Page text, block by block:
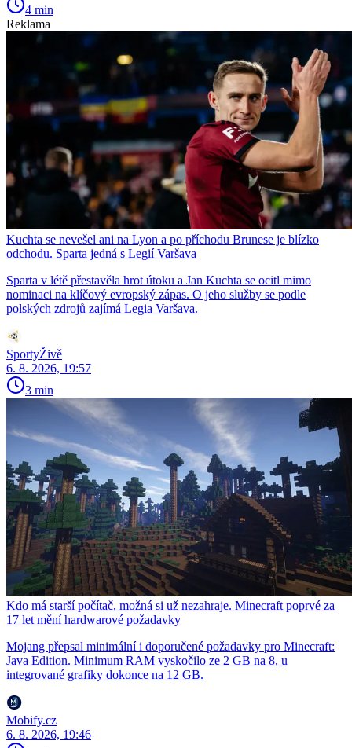
4 min
Reklama
Kuchta se nevešel ani na Lyon a po příchodu Brunese je blízko
odchodu. Sparta jedná s Legií Varšava
Sparta v létě přestavěla hrot útoku a Jan Kuchta se ocitl mimo
nominaci na klíčový evropský zápas. O jeho služby se podle
polských zdrojů zajímá Legia Varšava.
SportyŽivě
6. 8. 2026, 19:57
3 min
Kdo má starší počítač, možná si už nezahraje. Minecraft poprvé za
17 let mění hardwarové požadavky
Mojang přepsal minimální i doporučené požadavky pro Minecraft:
Java Edition. Minimum RAM vyskočilo ze 2 GB na 8, u
integrované grafiky dokonce na 12 GB.
Mobify.cz
6. 8. 2026, 19:46